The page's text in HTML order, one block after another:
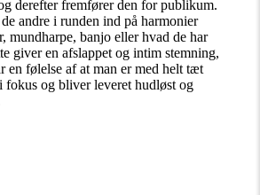
derefter fremfører den for publikum.
andre i runden ind på harmonier
mundharpe, banjo eller hvad de har
giver en afslappet og intim stemning,
en følelse af at man er med helt tæt
fokus og bliver leveret hudløst og